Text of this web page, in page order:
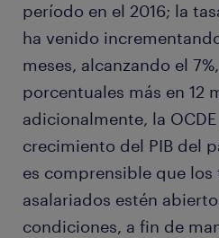
período en el 2016; la
ha venido
meses, alcanzando el
porcentuales más en 12
adicionalmente, la
crecimiento del PIB del
es comprensible que los
asalariados estén
condiciones, a fin de